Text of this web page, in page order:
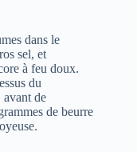
dans le
sel, et
à feu doux.
du
avant de
de beurre